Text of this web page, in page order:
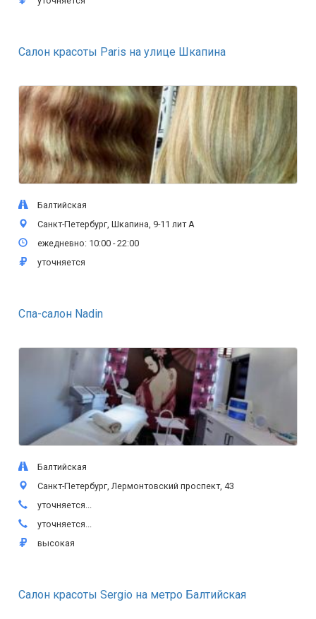
Салон красоты Paris на улице Шкапина
Балтийская
Санкт-Петербург, Шкапина, 9-11 лит А
ежедневно: 10:00 - 22:00
уточняется
Спа-салон Nadin
Балтийская
Санкт-Петербург, Лермонтовский проспект, 43
уточняется...
уточняется...
высокая
Салон красоты Sergio на метро Балтийская